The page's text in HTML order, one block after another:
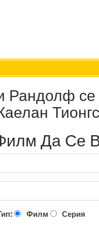
Рандолф
Да Се
Филм Серия